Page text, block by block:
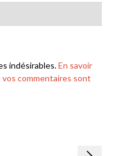
indésirables.En savoir
commentaires sont